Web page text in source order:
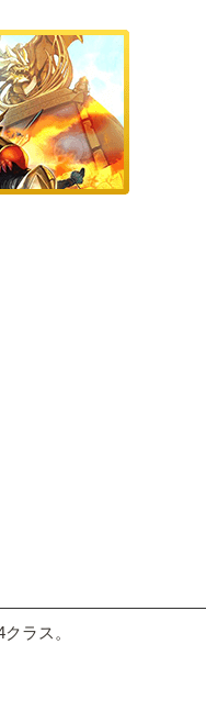
ラス。